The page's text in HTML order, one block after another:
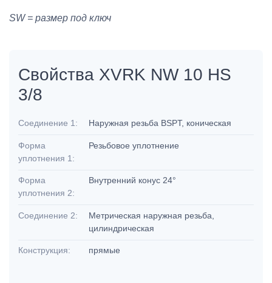
SW = размер под ключ
Свойства XVRK NW 10 HS
3/8
Соединение 1: Наружная резьба BSPT, коническая
Форма
уплотнения 1:
Резьбовое уплотнение
Форма
уплотнения 2:
Внутренний конус 24°
Соединение 2:
Метрическая наружная резьба,
цилиндрическая
Конструкция: прямые